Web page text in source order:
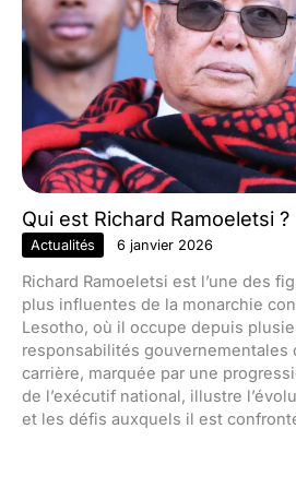
Qui est Richard Ramoeletsi ?
Actualités 6 janvier 2026
Richard Ramoeletsi est l’une des
plus influentes de la monarchie
Lesotho, où il occupe depuis
responsabilités gouvernementales
carrière, marquée par une
de l’exécutif national, illustre
et les défis auxquels il est